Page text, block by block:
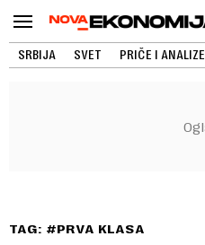
SRBIJA SVET PRIČE I ANALIZE
TAG: #PRVA KLASA